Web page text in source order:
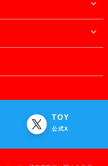
TOY
公式X